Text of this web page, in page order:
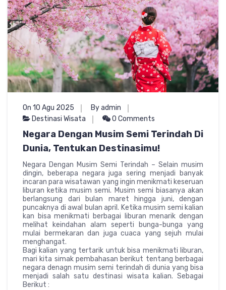
On 10 Agu 2025
By admin
Destinasi Wisata
0 Comments
Negara Dengan Musim Semi Terindah Di
Dunia, Tentukan Destinasimu!
Negara Dengan Musim Semi Terindah – Selain musim
dingin, beberapa negara juga sering menjadi banyak
incaran para wisatawan yang ingin menikmati keseruan
liburan ketika musim semi. Musim semi biasanya akan
berlangsung dari bulan maret hingga juni, dengan
puncaknya di awal bulan april. Ketika musim semi kalian
kan bisa menikmati berbagai liburan menarik dengan
melihat keindahan alam seperti bunga-bunga yang
mulai bermekaran dan juga cuaca yang sejuh mulai
menghangat.
Bagi kalian yang tertarik untuk bisa menikmati liburan,
mari kita simak pembahasan berikut tentang berbagai
negara denagn musim semi terindah di dunia yang bisa
menjadi salah satu destinasi wisata kalian. Sebagai
Berikut :